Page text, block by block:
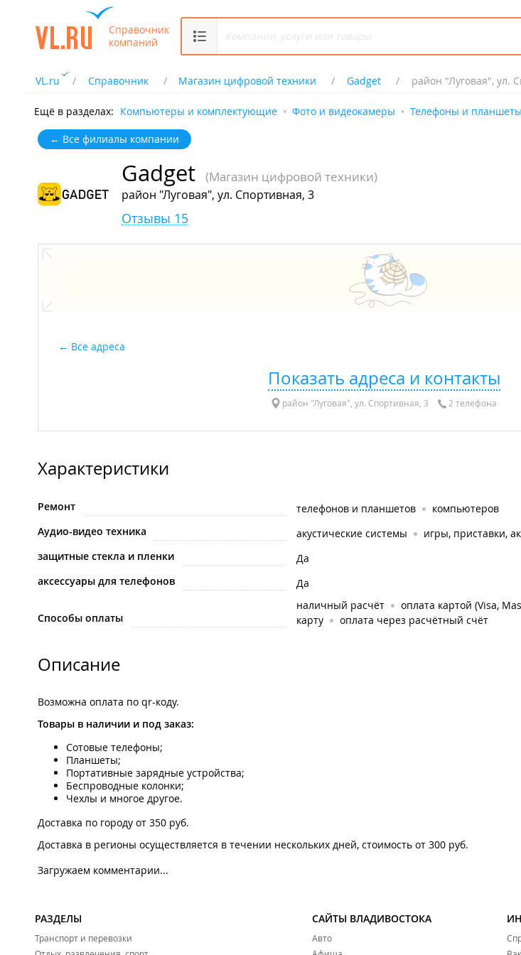
Справочник
компаний
VL.ru Справочник Магазин цифровой техники Gadget район "Луговая", ул.
Ещё в разделах: Компьютеры и комплектующие Фото и видеокамеры Телефоны и планшеты
← Все филиалы компании
Gadget (Магазин цифровой техники)
район "Луговая", ул. Спортивная, 3
Отзывы 15
Все адреса
Показать адреса и контакты
район "Луговая", ул. Спортивная, 3 2 телефона
Характеристики
Ремонт телефонов и планшетов
компьютеров
Аудио-видео техника
акустические системы игры, приставки,
защитные стекла и пленки
Да
аксессуары для телефонов
Да
Способы оплаты
наличный расчёт оплата картой (Visa,
карту
оплата через расчётный счёт
Описание
Возможна оплата по qr-коду.
Товары в наличии и под заказ:
Сотовые телефоны;
Планшеты;
Портативные зарядные устройства;
Беспроводные колонки;
Чехлы и многое другое.
Доставка по городу от 350 руб.
Доставка в регионы осуществляется в течении нескольких дней, стоимость от 300 руб.
Загружаем комментарии...
РАЗДЕЛЫ
Транспорт и перевозки
САЙТЫ ВЛАДИВОСТОКА
Авто